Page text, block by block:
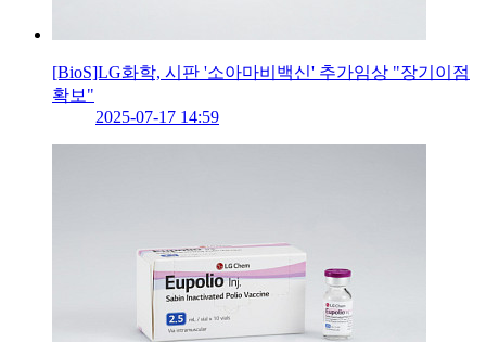
[BioS]LG화학, 시판 '소아마비백신' 추가임상 "장기이점
확보"
2025-07-17 14:59